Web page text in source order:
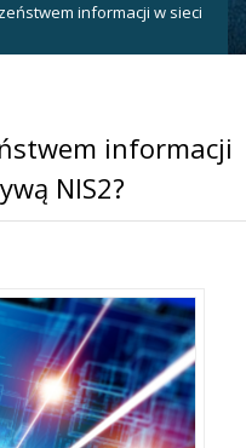
informacji w sieci
informacji
NIS2?